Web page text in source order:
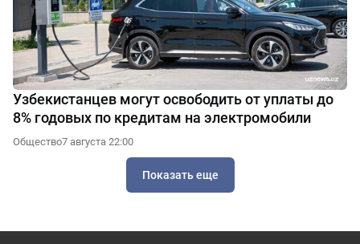
Узбекистанцев могут освободить от уплаты до
8% годовых по кредитам на электромобили
Общество7 августа 22:00
Показать еще